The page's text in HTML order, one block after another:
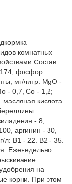
комнатных
Состав:
174, фосфор
мг/литр: MgO -
- 0,7, Co - 1,2;
кислота
- 8,
аргинин - 30,
л: В1 - 22, В2 - 35,
Еженедельно
на
корни. При этом